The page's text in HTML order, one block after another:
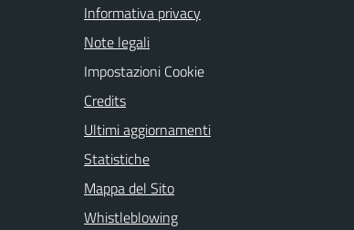
Informativa privacy
Note legali
Impostazioni Cookie
Credits
Ultimi aggiornamenti
Statistiche
Mappa del Sito
Whistleblowing